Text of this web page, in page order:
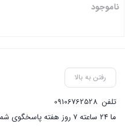
ناموجود
رفتن به بالا
تلفن 09106762528
ما ۲۴ ساعته ۷ روز هفته پاسخگوی شما هستیم.